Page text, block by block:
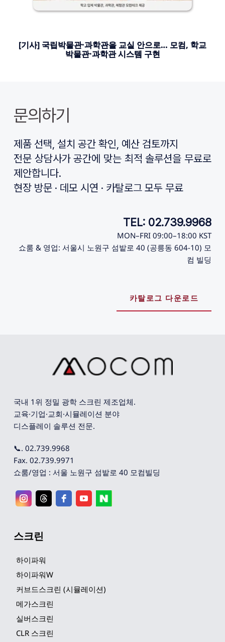
[기사] 국립박물관·과학관을 교실 안으로… 모컴, 학교
박물관·과학관 시스템 구현
문의하기
제품 선택, 설치 공간 확인, 예산 검토까지
전문 상담사가 공간에 맞는 최적 솔루션을 무료로
제안합니다.
현장 방문 · 데모 시연 · 카탈로그 모두 무료
TEL: 02.739.9968
MON–FRI 09:00–18:00 KST
쇼룸 & 영업: 서울시 노원구 섬밭로 40 (공릉동 604-10) 모
컴 빌딩
카탈로그 다운로드
국내 1위 정밀 광학 스크린 제조업체.
교육·기업·교회·시뮬레이션 분야
디스플레이 솔루션 전문.
📞. 02.739.9968
Fax. 02.739.9971
쇼룸/영업 : 서울 노원구 섬밭로 40 모컴빌딩
스크린
하이파워
하이파워W
커브드스크린 (시뮬레이션)
메가스크린
실버스크린
CLR 스크린